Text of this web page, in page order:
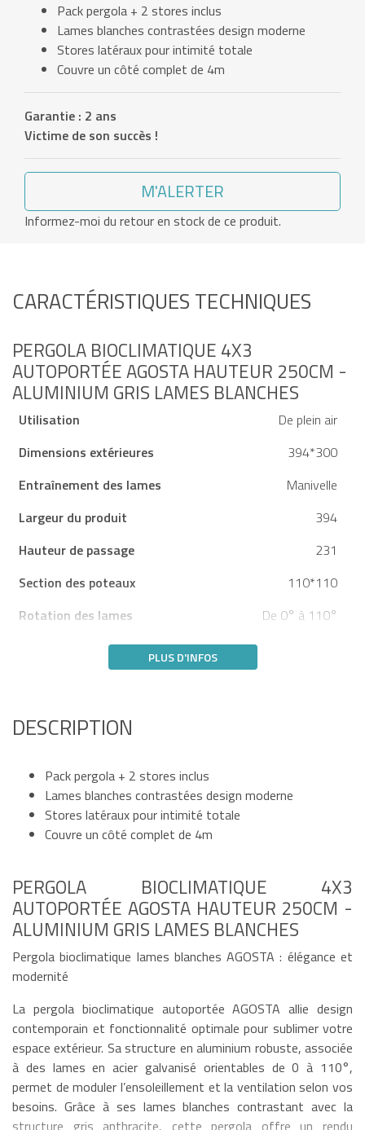
Pack pergola + 2 stores inclus
Lames blanches contrastées design moderne
Stores latéraux pour intimité totale
Couvre un côté complet de 4m
Garantie : 2 ans
Victime de son succès !
M'ALERTER
Informez-moi du retour en stock de ce produit.
CARACTÉRISTIQUES TECHNIQUES
PERGOLA BIOCLIMATIQUE 4X3
AUTOPORTÉE AGOSTA HAUTEUR 250CM -
ALUMINIUM GRIS LAMES BLANCHES
Utilisation
De plein air
Dimensions extérieures
394*300
Entraînement des lames
Manivelle
Largeur du produit
394
Hauteur de passage
231
Section des poteaux
110*110
Rotation des lames
De 0° à 110°
PLUS D'INFOS
DESCRIPTION
Pack pergola + 2 stores inclus
Lames blanches contrastées design moderne
Stores latéraux pour intimité totale
Couvre un côté complet de 4m
PERGOLA BIOCLIMATIQUE 4X3
AUTOPORTÉE AGOSTA HAUTEUR 250CM -
ALUMINIUM GRIS LAMES BLANCHES
Pergola bioclimatique lames blanches AGOSTA : élégance et
modernité
La pergola bioclimatique autoportée AGOSTA allie design
contemporain et fonctionnalité optimale pour sublimer votre
espace extérieur. Sa structure en aluminium robuste, associée
à des lames en acier galvanisé orientables de 0 à 110°,
permet de moduler l’ensoleillement et la ventilation selon vos
besoins. Grâce à ses lames blanches contrastant avec la